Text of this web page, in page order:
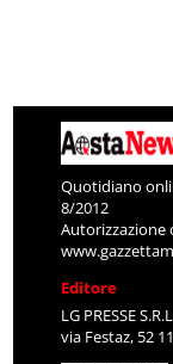
Quotidiano
8/2012
Autorizzazione
Editore
LG PRESSE
via Festaz, 52